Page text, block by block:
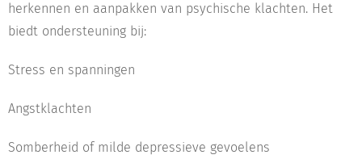
herkennen en aanpakken van psychische klachten. Het
biedt ondersteuning bij:
Stress en spanningen
Angstklachten
Somberheid of milde depressieve gevoelens